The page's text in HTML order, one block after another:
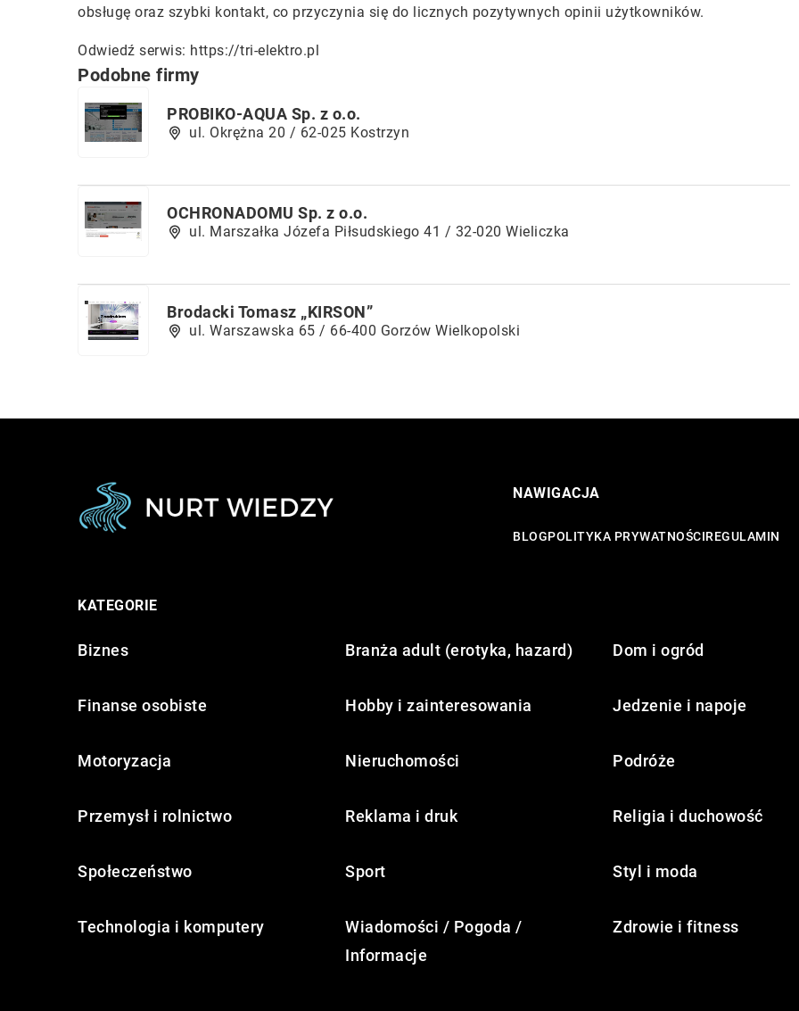
obsługę oraz szybki kontakt, co przyczynia się do licznych pozytywnych opinii użytkowników.
Odwiedź serwis: https://tri-elektro.pl
Podobne firmy
PROBIKO-AQUA Sp. z o.o.
ul. Okrężna 20 / 62-025 Kostrzyn
OCHRONADOMU Sp. z o.o.
ul. Marszałka Józefa Piłsudskiego 41 / 32-020 Wieliczka
Brodacki Tomasz „KIRSON”
ul. Warszawska 65 / 66-400 Gorzów Wielkopolski
NAWIGACJA
BLOGPOLITYKA PRYWATNOŚCIREGULAMIN
KATEGORIE
Biznes Branża adult (erotyka, hazard) Dom i ogród
Finanse osobiste Hobby i zainteresowania Jedzenie i napoje
Motoryzacja Nieruchomości Podróże
Przemysł i rolnictwo Reklama i druk Religia i duchowość
Społeczeństwo Sport Styl i moda
Technologia i komputery
Wiadomości / Pogoda /
Informacje
Zdrowie i fitness